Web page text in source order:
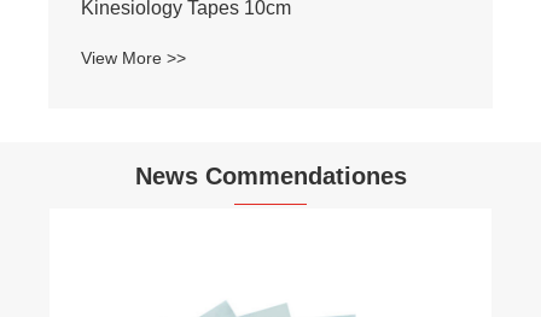
Kinesiology Tapes 10cm
View More >>
News Commendationes